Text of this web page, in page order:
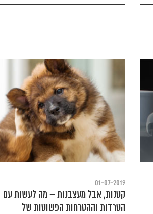
01-07-2019
קטנות, אבל מעצבנות – מה לעשות עם
הטרדות וההטרחות הפשוטות של